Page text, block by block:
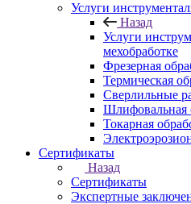
Услуги
Назад
Услуги
мехобработке
Фрезерная
Термическая
Сверлильные
Шлифовальная
Токарная
Сертификаты
Назад
Сертификаты
Экспертные